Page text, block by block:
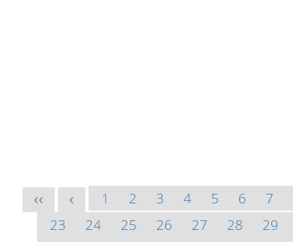
<< < 1 2 3 4 5 6 7
23
24 25 26 27 28 29